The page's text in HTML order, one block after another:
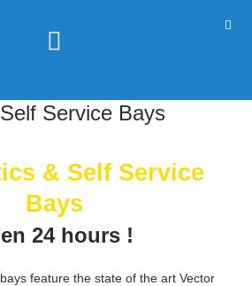
Service Bays
& Self Service
Bays
24 hours !
feature the state of the art Vector